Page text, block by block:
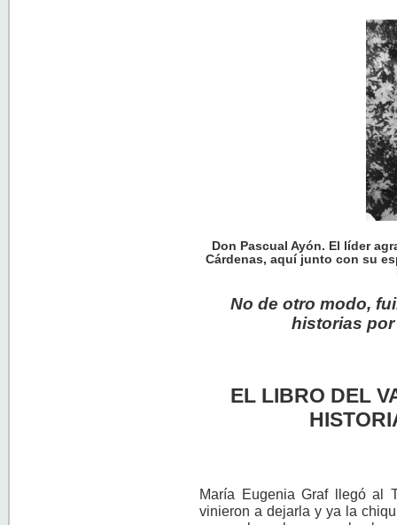
Don Pascual Ayón. El líder
Cárdenas, aquí junto con su
No de otro modo,
historias
EL LIBRO DEL
María Eugenia Graf llegó al
vinieron a dejarla y ya la